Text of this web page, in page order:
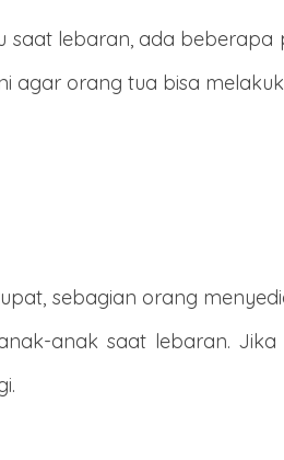
saat lebaran, ada
agar orang tua bisa
sebagian orang
anak saat lebaran.